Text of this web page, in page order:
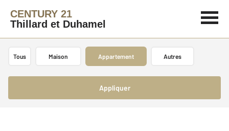
CENTURY 21
Thillard et Duhamel
Tous Maison Appartement Autres
Appliquer